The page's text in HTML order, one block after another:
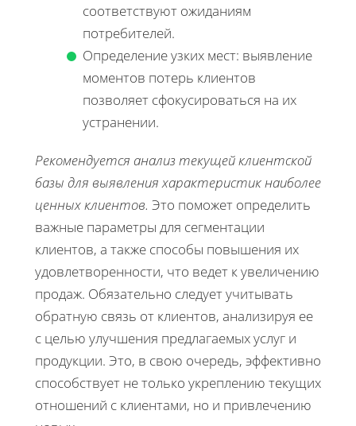
соответствуют ожиданиям
потребителей.
Определение узких мест: выявление
моментов потерь клиентов
позволяет сфокусироваться на их
устранении.
Рекомендуется анализ текущей клиентской
базы для выявления характеристик наиболее
ценных клиентов. Это поможет определить
важные параметры для сегментации
клиентов, а также способы повышения их
удовлетворенности, что ведет к увеличению
продаж. Обязательно следует учитывать
обратную связь от клиентов, анализируя ее
с целью улучшения предлагаемых услуг и
продукции. Это, в свою очередь, эффективно
способствует не только укреплению текущих
отношений с клиентами, но и привлечению